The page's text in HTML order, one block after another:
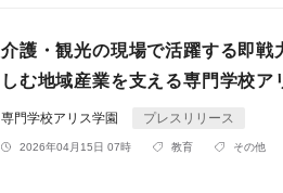
介護・観光の現場で活躍する即
しむ地域産業を支える専門学校
専門学校アリス学園 プレスリリース
2026年04月15日 07時 教育 その他